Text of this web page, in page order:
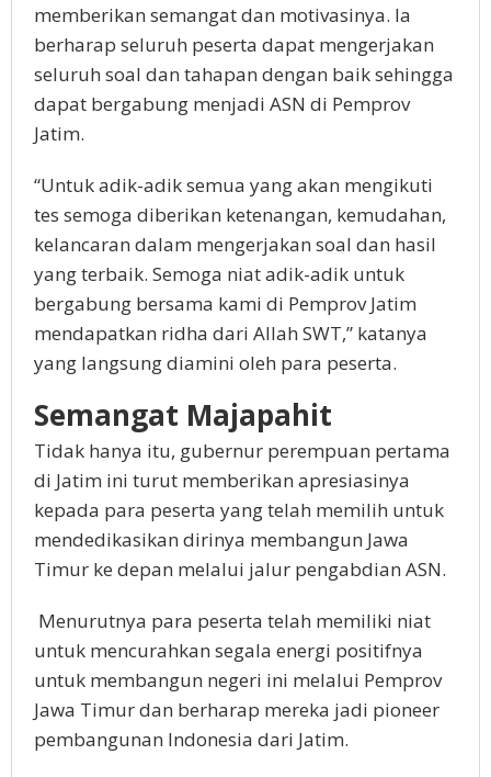
memberikan semangat dan motivasinya. Ia
berharap seluruh peserta dapat mengerjakan
seluruh soal dan tahapan dengan baik sehingga
dapat bergabung menjadi ASN di Pemprov
Jatim.
“Untuk adik-adik semua yang akan mengikuti
tes semoga diberikan ketenangan, kemudahan,
kelancaran dalam mengerjakan soal dan hasil
yang terbaik. Semoga niat adik-adik untuk
bergabung bersama kami di Pemprov Jatim
mendapatkan ridha dari Allah SWT,” katanya
yang langsung diamini oleh para peserta.
Semangat Majapahit
Tidak hanya itu, gubernur perempuan pertama
di Jatim ini turut memberikan apresiasinya
kepada para peserta yang telah memilih untuk
mendedikasikan dirinya membangun Jawa
Timur ke depan melalui jalur pengabdian ASN.
Menurutnya para peserta telah memiliki niat
untuk mencurahkan segala energi positifnya
untuk membangun negeri ini melalui Pemprov
Jawa Timur dan berharap mereka jadi pioneer
pembangunan Indonesia dari Jatim.